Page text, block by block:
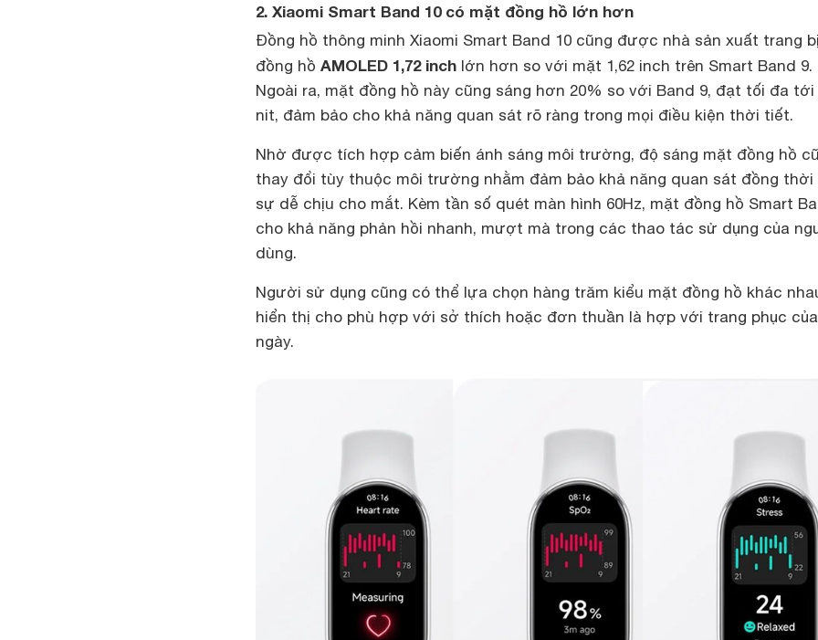
2. Xiaomi Smart Band 10 có mặt đồng hồ lớn hơn
Đồng hồ thông minh Xiaomi Smart Band 10 cũng được nhà sản xuất trang
đồng hồ AMOLED 1,72 inch lớn hơn so với mặt 1,62 inch trên Smart Band 9.
Ngoài ra, mặt đồng hồ này cũng sáng hơn 20% so với Band 9, đạt tối đa tới
nit, đảm bảo cho khả năng quan sát rõ ràng trong mọi điều kiện thời tiết.
Nhờ được tích hợp cảm biến ánh sáng môi trường, độ sáng mặt đồng hồ
thay đổi tùy thuộc môi trường nhằm đảm bảo khả năng quan sát đồng thời
sự dễ chịu cho mắt. Kèm tần số quét màn hình 60Hz, mặt đồng hồ Smart
cho khả năng phản hồi nhanh, mượt mà trong các thao tác sử dụng của
dùng.
Người sử dụng cũng có thể lựa chọn hàng trăm kiểu mặt đồng hồ khác
hiển thị cho phù hợp với sở thích hoặc đơn thuần là hợp với trang phục
ngày.